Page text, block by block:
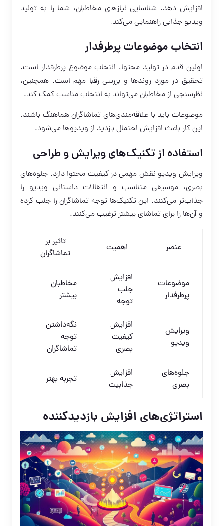
افزایش دهد. شناسایی نیازهای مخاطبان، شما را به تولید
ویدیو جذابی راهنمایی می‌کند.
انتخاب موضوعات پرطرفدار
اولین قدم در تولید محتوا، انتخاب موضوع پرطرفدار است.
تحقیق در مورد روندها و بررسی رقبا مهم است. همچنین،
نظرسنجی از مخاطبان می‌تواند به انتخاب مناسب کمک کند.
موضوعات باید با علاقه‌مندی‌های تماشاگران هماهنگ باشند.
این کار باعث افزایش احتمال بازدید از ویدیوها می‌شود.
استفاده از تکنیک‌های ویرایش و طراحی
ویرایش ویدیو نقش مهمی در کیفیت محتوا دارد. جلوه‌های
بصری، موسیقی متناسب و انتقالات داستانی ویدیو را
جذاب‌تر می‌کنند. این تکنیک‌ها توجه تماشاگران را جلب کرده
و آن‌ها را برای تماشای بیشتر ترغیب می‌کنند.
عنصر اهمیت
تاثیر بر
تماشاگران
موضوعات
پرطرفدار
افزایش
جلب
توجه
مخاطبان
بیشتر
ویرایش
ویدیو
افزایش
کیفیت
بصری
نگه‌داشتن
توجه
تماشاگران
جلوه‌های
بصری
افزایش
جذابیت
تجربه بهتر
استراتژی‌های افزایش بازدیدکننده